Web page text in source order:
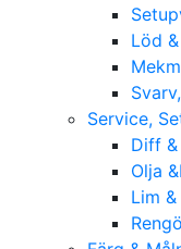
Löd
Service,
Diff
Olja
Lim